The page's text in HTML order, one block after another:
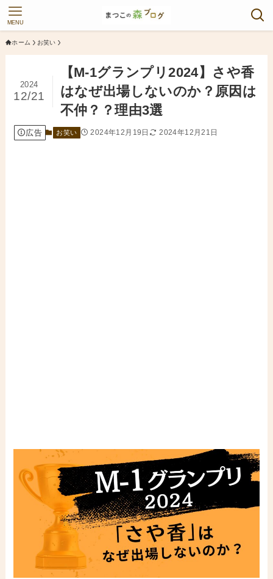
MENU
ホーム お笑い
【M-1グランプリ2024】さや香
はなぜ出場しないのか？原因は
不仲？？理由3選
2024
12/21
広告 お笑い 2024年12月19日 2024年12月21日